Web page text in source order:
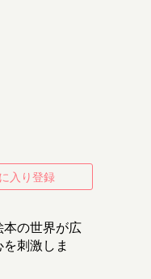
入り登録
本の世界が広
刺激しま